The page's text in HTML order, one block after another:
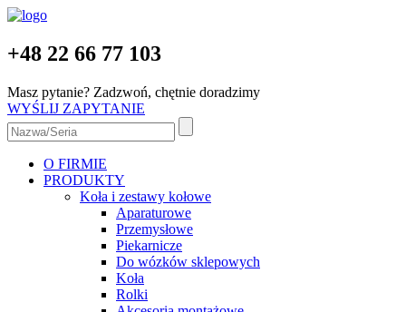
+48 22 66 77 103
Masz pytanie? Zadzwoń, chętnie doradzimy
WYŚLIJ ZAPYTANIE
O FIRMIE
PRODUKTY
Koła i zestawy kołowe
Aparaturowe
Przemysłowe
Piekarnicze
Do wózków sklepowych
Koła
Rolki